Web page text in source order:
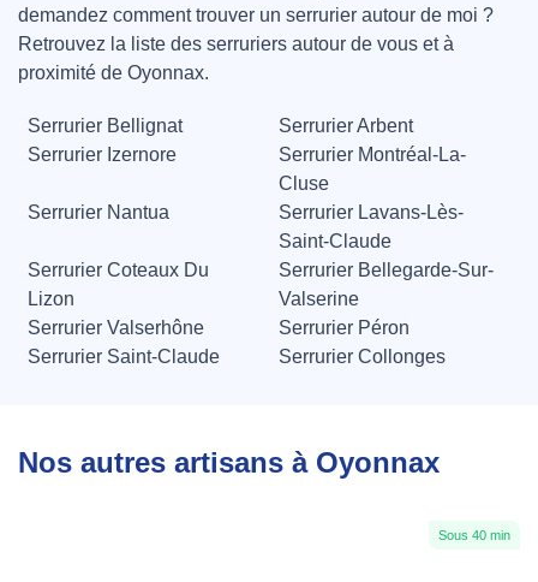
demandez comment trouver un serrurier autour de moi ?
Retrouvez la liste des serruriers autour de vous et à
proximité de Oyonnax.
Serrurier Bellignat
Serrurier Arbent
Serrurier Izernore
Serrurier Montréal-La-
Cluse
Serrurier Nantua
Serrurier Lavans-Lès-
Saint-Claude
Serrurier Coteaux Du
Lizon
Serrurier Bellegarde-Sur-
Valserine
Serrurier Valserhône
Serrurier Péron
Serrurier Saint-Claude
Serrurier Collonges
Nos autres artisans à Oyonnax
Sous 40 min